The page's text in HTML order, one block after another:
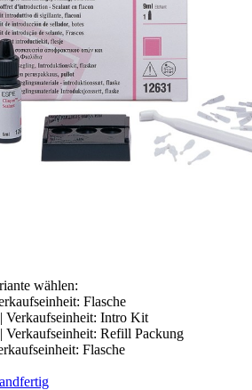
wählen:
Flasche
Verkaufseinheit: Intro Kit
Verkaufseinheit: Refill Packung
Flasche